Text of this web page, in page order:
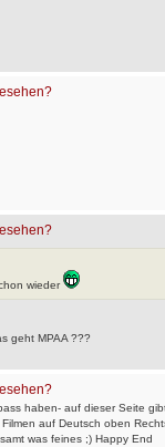
wieder
geht MPAA ???
haben- auf dieser Seite
auf Deutsch oben
was feines ;) Happy End